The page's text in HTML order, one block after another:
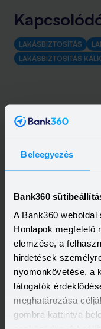
Beleegyezés
Bank360
A Bank360
Honlapok megfelelő
elemzése, a
hirdetések
nyomonkövetése, a
látogatók
meghatározása
gombra kattintva
LAKÁSBIZTOSÍTÁS
LAKÁSBIZTOSÍTÁS